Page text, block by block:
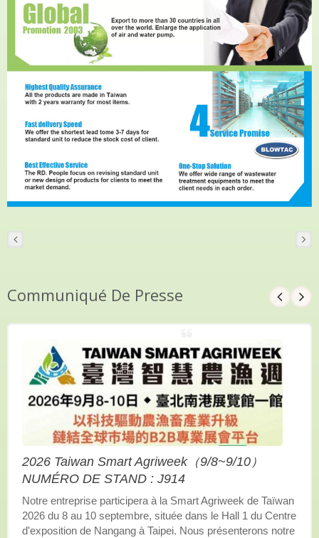
Communiqué De Presse
2026 Taiwan Smart Agriweek（9/8~9/10）
NUMÉRO DE STAND : J914
Notre entreprise participera à la Smart Agriweek de Taïwan
2026 du 8 au 10 septembre, située dans le Hall 1 du Centre
d'exposition de Nangang à Taipei. Nous présenterons notre